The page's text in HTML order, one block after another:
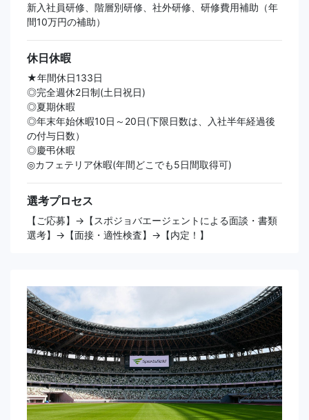
新入社員研修、階層別研修、社外研修、研修費用補助（年
間10万円の補助）
休日休暇
★年間休日133日
◎完全週休2日制(土日祝日)
◎夏期休暇
◎年末年始休暇10日～20日(下限日数は、入社半年経過後
の付与日数）
◎慶弔休暇
◎カフェテリア休暇(年間どこでも5日間取得可)
選考プロセス
【ご応募】→【スポジョバエージェントによる面談・書類
選考】→【面接・適性検査】→【内定！】